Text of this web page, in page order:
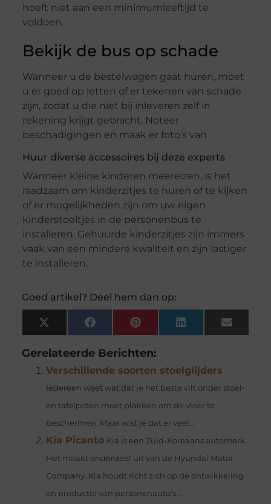
hoeft niet aan een minimumleeftijd te
voldoen.
Bekijk de bus op schade
Wanneer u de bestelwagen gaat huren, moet
u er goed op letten of er tekenen van schade
zijn, zodat u die niet bij inleveren zelf in
rekening krijgt gebracht. Noteer
beschadigingen en maak er foto’s van.
Huur diverse accessoires bij deze experts
Wanneer kleine kinderen meereizen, is het
raadzaam om kinderzitjes te huren of te kijken
of er mogelijkheden zijn om uw eigen
kinderstoeltjes in de personenbus te
installeren. Gehuurde kinderzitjes zijn immers
vaak van een mindere kwaliteit en zijn lastiger
te installeren.
Goed artikel? Deel hem dan op:
X
(Twitter)
FacebookPinterest LinkedIn Email
Gerelateerde Berichten:
Verschillende soorten stoelglijders
Iedereen weet wat dat je het beste vilt onder stoel-
en tafelpoten moet plakken om de vloer te
beschermen. Maar wist je dat er veel...
Kia Picanto Kia is een Zuid-Koreaans automerk.
Het maakt onderdeel uit van de Hyundai Motor
Company. Kia houdt richt zich op de ontwikkeling
en productie van personenauto’s...